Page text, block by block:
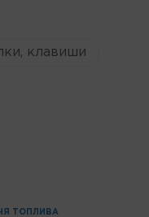
клавиши
ТОПЛИВА